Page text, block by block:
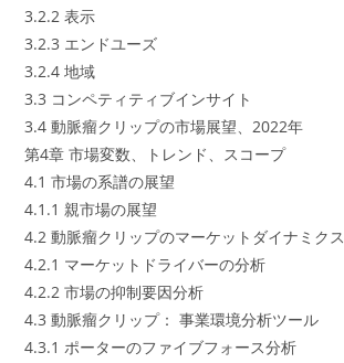
3.2.2 表示
3.2.3 エンドユーズ
3.2.4 地域
3.3 コンペティティブインサイト
3.4 動脈瘤クリップの市場展望、2022年
第4章 市場変数、トレンド、スコープ
4.1 市場の系譜の展望
4.1.1 親市場の展望
4.2 動脈瘤クリップのマーケットダイナミクス
4.2.1 マーケットドライバーの分析
4.2.2 市場の抑制要因分析
4.3 動脈瘤クリップ： 事業環境分析ツール
4.3.1 ポーターのファイブフォース分析